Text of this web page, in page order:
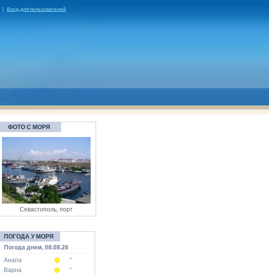
| Вход для пользователей
ФОТО С МОРЯ
Севастополь, порт
ПОГОДА У МОРЯ
Погода днем, 08.08.26
Анапа
°
Варна
°